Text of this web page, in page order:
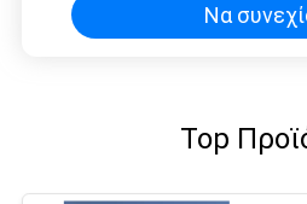
Να
Top